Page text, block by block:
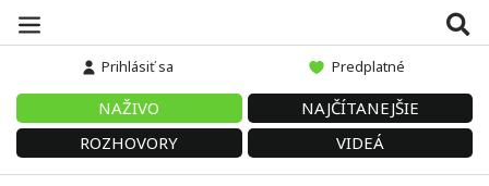
Prihlásiť sa Predplatné
NAŽIVO
NAJČÍTANEJŠIE
ROZHOVORY
VIDEÁ